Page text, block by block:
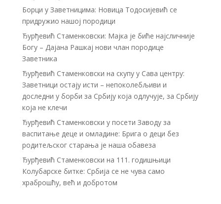
Борци у Заветницима: Новица Тодосијевић се
придружио нашој породици
Ђурђевић Стаменковски: Мајка је биће најсличније
Богу – Дајана Рашкај нови члан породице
Заветника
Ђурђевић Стаменковски на скупу у Сава центру:
Заветници остају исти – непоколебљиви и
доследни у борби за Србију која одлучује, за Србију
која не клечи
Ђурђевић Стаменковски у посети Заводу за
васпитање деце и омладине: Брига о деци без
родитељског старања је наша обавеза
Ђурђевић Стаменковски на 111. годишњици
Колубарске битке: Србија се не чува само
храброшћу, већ и добротом